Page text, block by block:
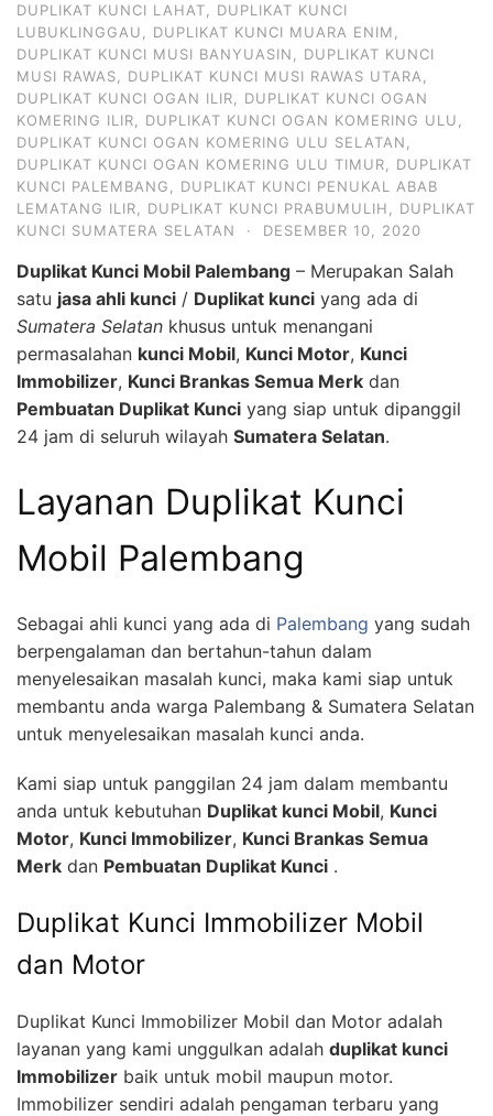
DUPLIKAT KUNCI LAHAT
DUPLIKAT KUNCI
LUBUKLINGGAU
DUPLIKAT KUNCI MUARA ENIM
DUPLIKAT KUNCI MUSI BANYUASIN
DUPLIKAT KUNCI
MUSI RAWAS
DUPLIKAT KUNCI MUSI RAWAS UTARA
DUPLIKAT KUNCI OGAN ILIR
DUPLIKAT KUNCI OGAN
KOMERING ILIR
DUPLIKAT KUNCI OGAN KOMERING ULU
DUPLIKAT KUNCI OGAN KOMERING ULU SELATAN
DUPLIKAT KUNCI OGAN KOMERING ULU TIMUR
DUPLIKAT
KUNCI PALEMBANG
DUPLIKAT KUNCI PENUKAL ABAB
LEMATANG ILIR
DUPLIKAT KUNCI PRABUMULIH
DUPLIKAT
KUNCI SUMATERA SELATAN
· DESEMBER 10, 2020
Duplikat Kunci Mobil Palembang – Merupakan Salah
satu jasa ahli kunci / Duplikat kunci yang ada di
Sumatera Selatan khusus untuk menangani
permasalahan kunci Mobil, Kunci Motor, Kunci
Immobilizer, Kunci Brankas Semua Merk dan
Pembuatan Duplikat Kunci yang siap untuk dipanggil
24 jam di seluruh wilayah Sumatera Selatan.
Layanan Duplikat Kunci
Mobil Palembang
Sebagai ahli kunci yang ada di Palembang yang sudah
berpengalaman dan bertahun-tahun dalam
menyelesaikan masalah kunci, maka kami siap untuk
membantu anda warga Palembang & Sumatera Selatan
untuk menyelesaikan masalah kunci anda.
Kami siap untuk panggilan 24 jam dalam membantu
anda untuk kebutuhan Duplikat kunci Mobil, Kunci
Motor, Kunci Immobilizer, Kunci Brankas Semua
Merk dan Pembuatan Duplikat Kunci .
Duplikat Kunci Immobilizer Mobil
dan Motor
Duplikat Kunci Immobilizer Mobil dan Motor adalah
layanan yang kami unggulkan adalah duplikat kunci
Immobilizer baik untuk mobil maupun motor.
Immobilizer sendiri adalah pengaman terbaru yang